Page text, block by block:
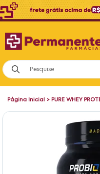
Página Inicial > PURE WHEY